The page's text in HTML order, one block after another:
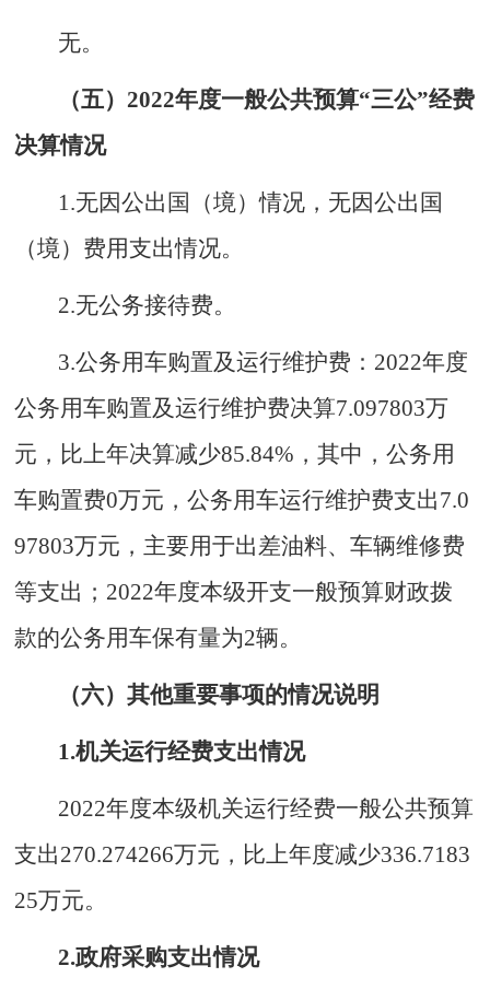
无。
（五）2022年度一般公共预算“三公”经费
决算情况
1.无因公出国（境）情况，无因公出国
（境）费用支出情况。
2.无公务接待费。
3.公务用车购置及运行维护费：2022年度
公务用车购置及运行维护费决算7.097803万
元，比上年决算减少85.84%，其中，公务用
车购置费0万元，公务用车运行维护费支出7.0
97803万元，主要用于出差油料、车辆维修费
等支出；2022年度本级开支一般预算财政拨
款的公务用车保有量为2辆。
（六）其他重要事项的情况说明
1.机关运行经费支出情况
2022年度本级机关运行经费一般公共预算
支出270.274266万元，比上年度减少336.7183
25万元。
2.政府采购支出情况